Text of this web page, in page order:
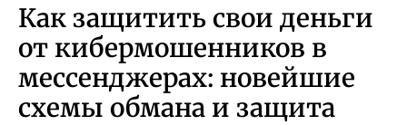
Как защитить свои деньги
от кибермошенников в
мессенджерах: новейшие
схемы обмана и защита